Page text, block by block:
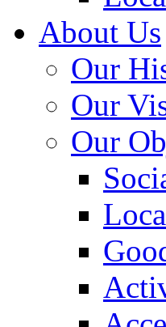
About Us
Our
Our
Our